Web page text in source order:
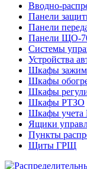
Вводно-
Панели
Панели
Панели ЩО-
Системы
Устройства
Шкафы
Шкафы
Шкафы
Шкафы РТЗО
Шкафы
Ящики
Пункты
Щиты ГРЩ